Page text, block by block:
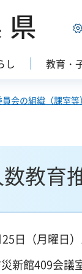
し 教育・
会の組織（課室等）
教育
日（月曜日
新館409会議